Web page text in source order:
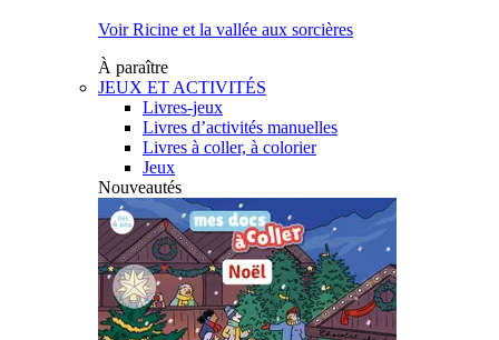
Voir Ricine et la vallée aux sorcières
À paraître
JEUX ET ACTIVITÉS
Livres-jeux
Livres d’activités manuelles
Livres à coller, à colorier
Jeux
Nouveautés